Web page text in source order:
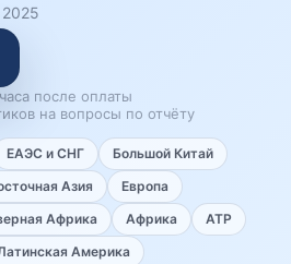
после оплаты
на вопросы по отчёту
ЕАЭС и СНГ
Большой Китай
Азия
Европа
Африка Африка
АТР
Америка